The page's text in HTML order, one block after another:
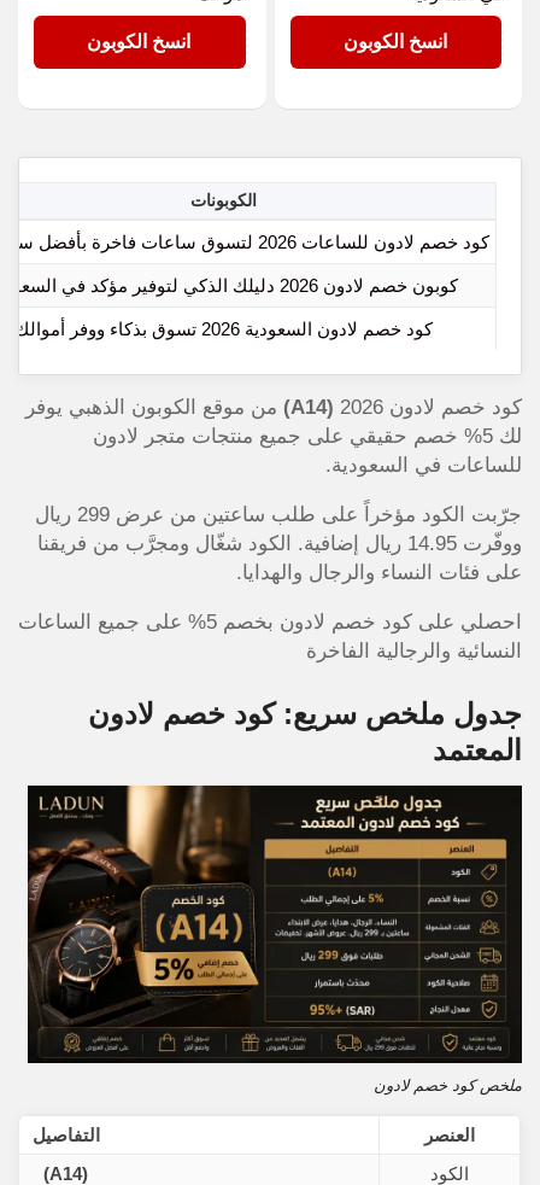
انسخ الكوبون انسخ الكوبون
الكوبونات
كود خصم لادون للساعات 2026 لتسوق ساعات فاخرة بأفضل سعر اليوم
كوبون خصم لادون 2026 دليلك الذكي لتوفير مؤكد في السعودية
كود خصم لادون السعودية 2026 تسوق بذكاء ووفر أموالك
كود خصم لادون 2026 (A14)
من موقع الكوبون الذهبي يوفر
لك 5% خصم حقيقي على جميع منتجات متجر لادون
للساعات في السعودية.
جرّبت الكود مؤخراً على طلب ساعتين من عرض 299 ريال
ووفّرت 14.95 ريال إضافية. الكود شغّال ومجرَّب من فريقنا
على فئات النساء والرجال والهدايا.
احصلي على كود خصم لادون بخصم 5% على جميع الساعات
النسائية والرجالية الفاخرة
جدول ملخص سريع: كود خصم لادون
المعتمد
ملخص كود خصم لادون
العنصر
التفاصيل
الكود
(A14)